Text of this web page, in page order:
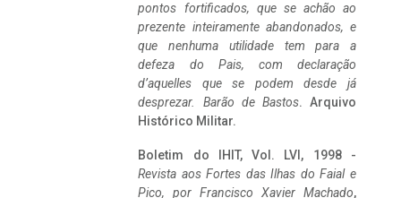
pontos fortificados, que se achão ao
prezente inteiramente abandonados, e
que nenhuma utilidade tem para a
defeza do Pais, com declaração
d’aquelles que se podem desde já
desprezar. Barão de Bastos. Arquivo
Histórico Militar.
Boletim do IHIT, Vol. LVI, 1998 -
Revista aos Fortes das Ilhas do Faial e
Pico, por Francisco Xavier Machado,